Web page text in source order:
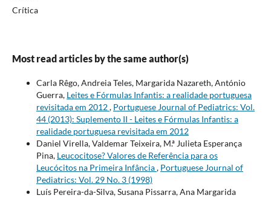
Crítica
Most read articles by the same author(s)
Carla Rêgo, Andreia Teles, Margarida Nazareth, António
Guerra, Leites e Fórmulas Infantis: a realidade portuguesa
revisitada em 2012, Portuguese Journal of Pediatrics: Vol.
44 (2013): Suplemento II - Leites e Fórmulas Infantis: a
realidade portuguesa revisitada em 2012
Daniel Virella, Valdemar Teixeira, M.ª Julieta Esperança
Pina, Leucocitose? Valores de Referência para os
Leucócitos na Primeira Infância, Portuguese Journal of
Pediatrics: Vol. 29 No. 3 (1998)
Luís Pereira-da-Silva, Susana Pissarra, Ana Margarida